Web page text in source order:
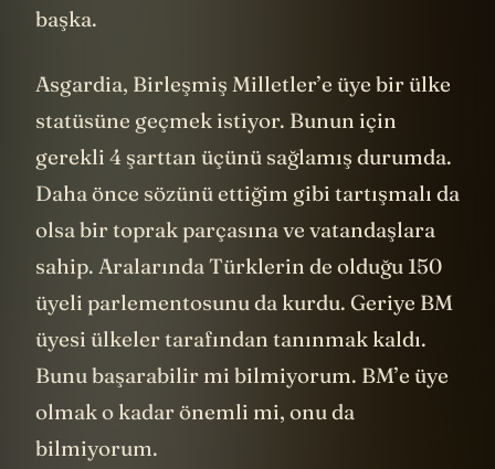
başka.
Asgardia, Birleşmiş Milletler’e üye bir ülke
statüsüne geçmek istiyor. Bunun için
gerekli 4 şarttan üçünü sağlamış durumda.
Daha önce sözünü ettiğim gibi tartışmalı da
olsa bir toprak parçasına ve vatandaşlara
sahip. Aralarında Türklerin de olduğu 150
üyeli parlementosunu da kurdu. Geriye BM
üyesi ülkeler tarafından tanınmak kaldı.
Bunu başarabilir mi bilmiyorum. BM’e üye
olmak o kadar önemli mi, onu da
bilmiyorum.